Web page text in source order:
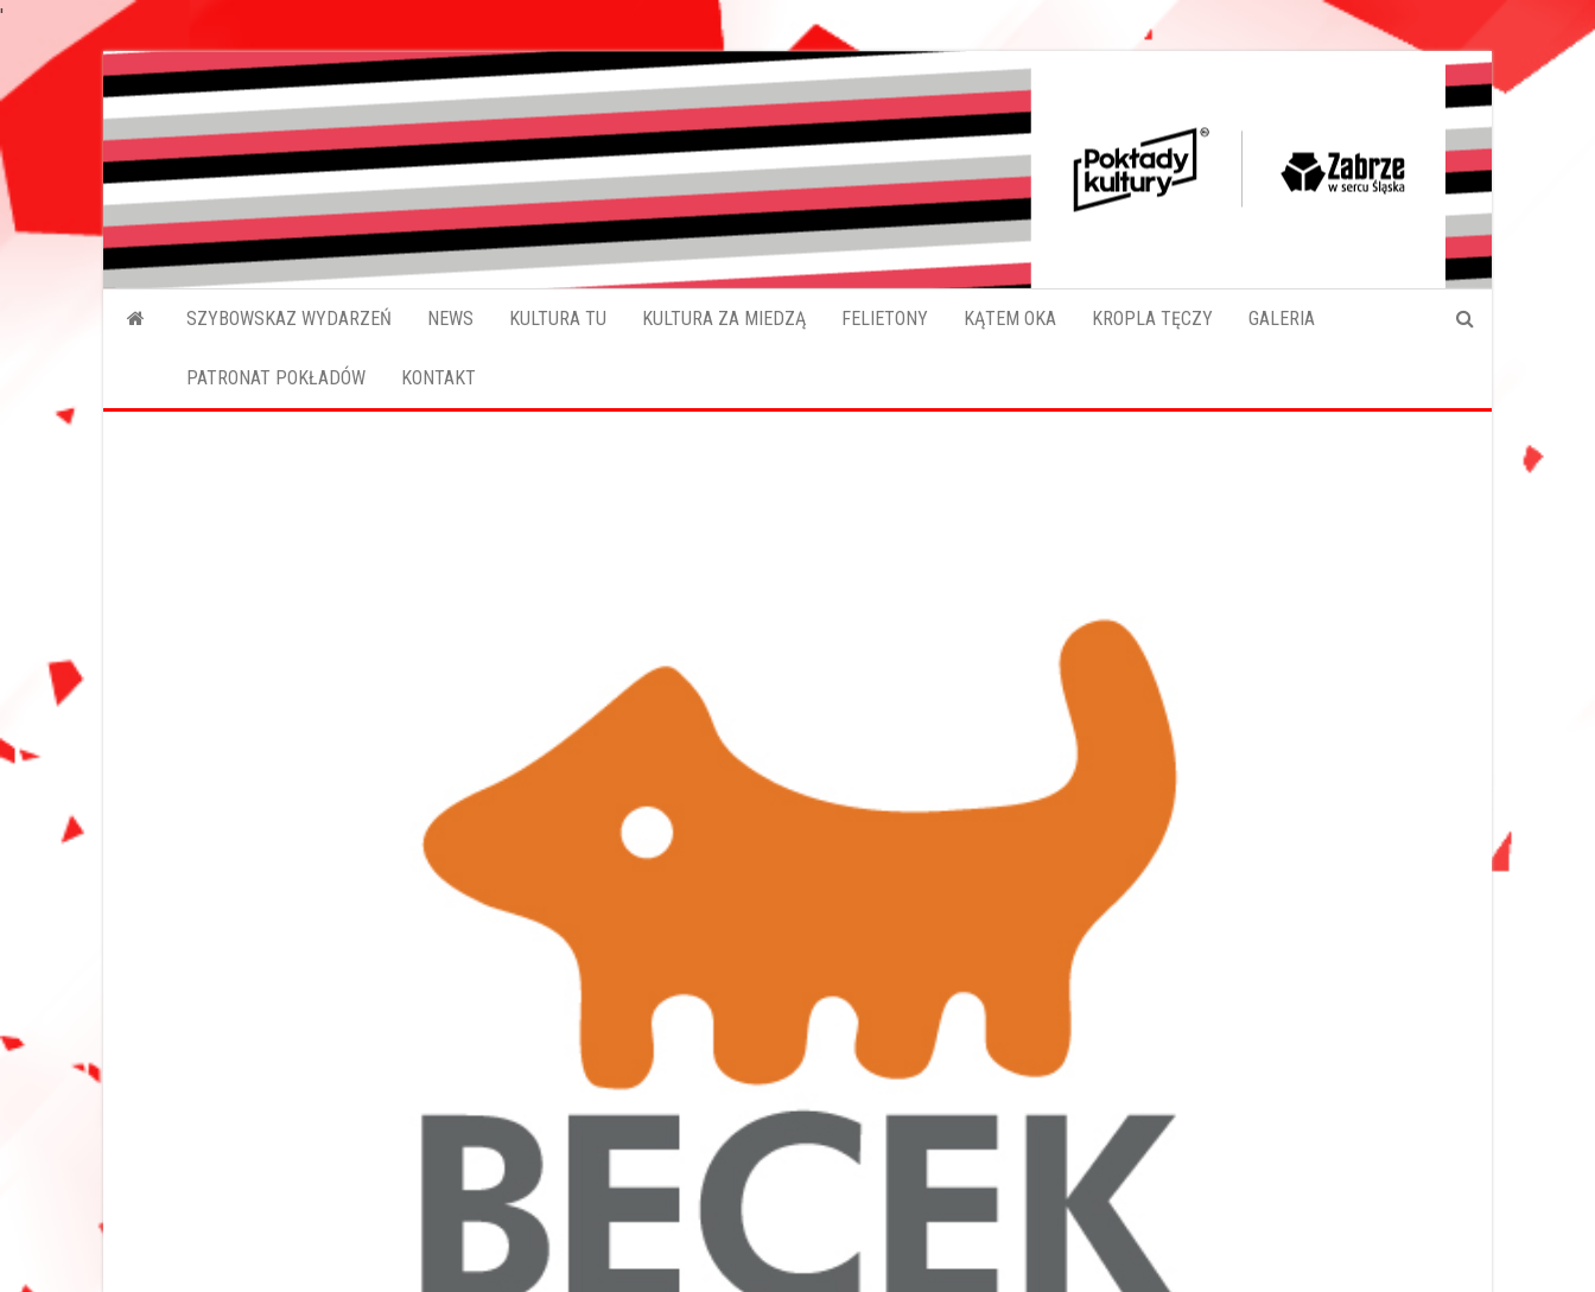
'
Pokładykultury.eu
SZYBOWSKAZ WYDARZEŃ NEWS KULTURA TU KULTURA ZA MIEDZĄ FELIETONY KĄTEM OKA KROPLA TĘCZY GALERIA
PATRONAT POKŁADÓW KONTAKT